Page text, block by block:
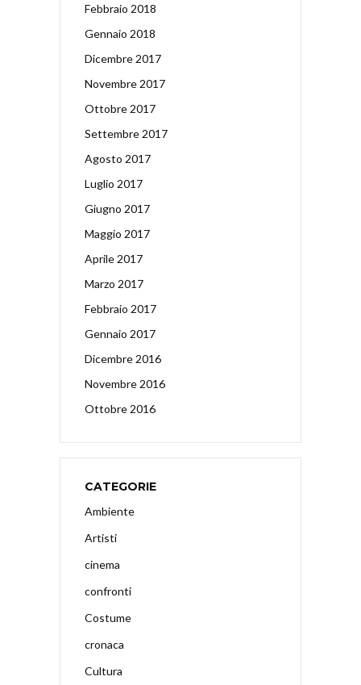
Febbraio 2018
Gennaio 2018
Dicembre 2017
Novembre 2017
Ottobre 2017
Settembre 2017
Agosto 2017
Luglio 2017
Giugno 2017
Maggio 2017
Aprile 2017
Marzo 2017
Febbraio 2017
Gennaio 2017
Dicembre 2016
Novembre 2016
Ottobre 2016
CATEGORIE
Ambiente
Artisti
cinema
confronti
Costume
cronaca
Cultura